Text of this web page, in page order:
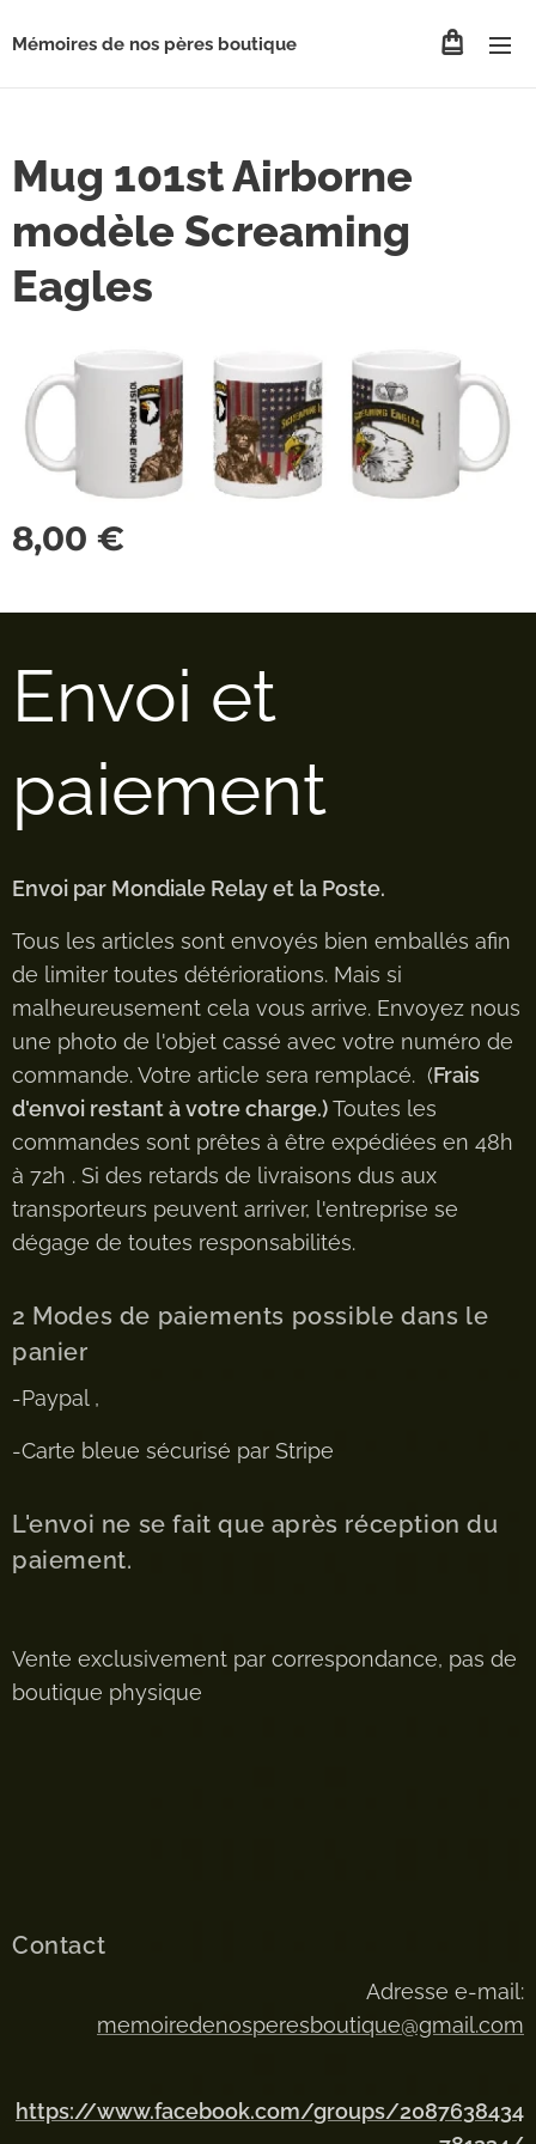
Mémoires de nos pères boutique
Mug 101st Airborne
modèle Screaming
Eagles
8,00 €
Envoi et
paiement
Envoi par Mondiale Relay et la Poste.
Tous les articles sont envoyés bien emballés afin
de limiter toutes détériorations. Mais si
malheureusement cela vous arrive. Envoyez nous
une photo de l'objet cassé avec votre numéro de
commande. Votre article sera remplacé. (Frais
d'envoi restant à votre charge.)Toutes les
commandes sont prêtes à être expédiées en 48h
à 72h . Si des retards de livraisons dus aux
transporteurs peuvent arriver, l'entreprise se
dégage de toutes responsabilités.
2 Modes de paiements possible dans le
panier
-Paypal ,
-Carte bleue sécurisé par Stripe
L'envoi ne se fait que après réception du
paiement.
Vente exclusivement par correspondance, pas de
boutique physique
Contact
Adresse e-mail:
memoiredenosperesboutique@gmail.com
https://www.facebook.com/groups/2087638434